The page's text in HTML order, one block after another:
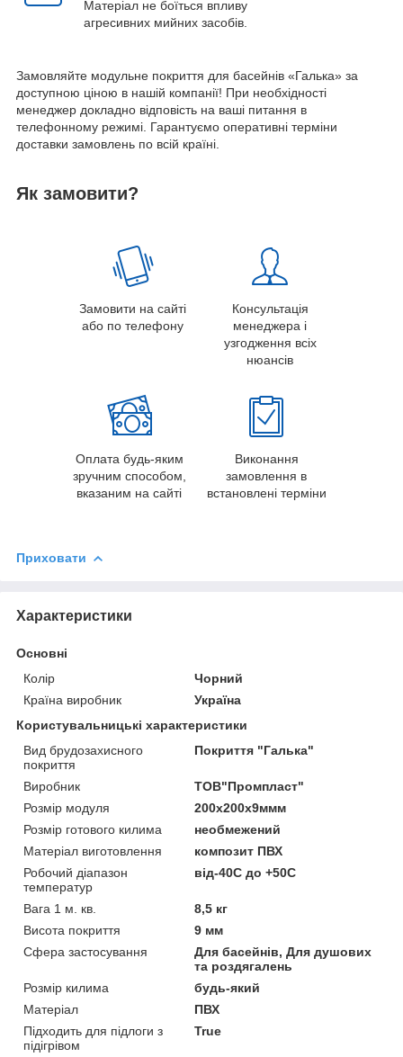
Матеріал не боїться впливу
агресивних мийних засобів.
Замовляйте модульне покриття для басейнів «Галька» за
доступною ціною в нашій компанії! При необхідності
менеджер докладно відповість на ваші питання в
телефонному режимі. Гарантуємо оперативні терміни
доставки замовлень по всій країні.
Як замовити?
Замовити на сайті
або по телефону
Консультація
менеджера і
узгодження всіх
нюансів
Оплата будь-яким
зручним способом,
вказаним на сайті
Виконання
замовлення в
встановлені терміни
Приховати
Характеристики
Основні
Колір
Чорний
Країна виробник
Україна
Користувальницькі характеристики
Вид брудозахисного
покриття
Покриття "Галька"
Виробник
ТОВ"Промпласт"
Розмір модуля
200x200x9ммм
Розмір готового килима
необмежений
Матеріал виготовлення
композит ПВХ
Робочий діапазон
температур
від-40С до +50С
Вага 1 м. кв.
8,5 кг
Висота покриття
9 мм
Сфера застосування
Для басейнів, Для душових
та роздягалень
Розмір килима
будь-який
Матеріал
ПВХ
Підходить для підлоги з
підігрівом
True